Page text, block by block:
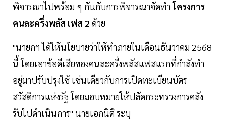
พิจารณาไปพร้อม ๆ กันกับการพิจารณาจัดทำโครงการ
คนละครึ่งพลัส เฟส 2 ด้วย
"นายกฯ ได้ให้นโยบายว่าให้ทำภายในเดือนธันวาคม 2568
นี้ โดยเอาข้อดีเสียของคนละครึ่งพลัสแฟสแรกที่กำลังทำ
อยู่มาปรับปรุงใช้ เช่นเดียวกับการเปิดทะเบียนบัตร
สวัสดิการแห่งรัฐ โดยมอบหมายให้ปลัดกระทรวงการคลัง
รับไปดำเนินการ" นายเอกนิติ ระบุ